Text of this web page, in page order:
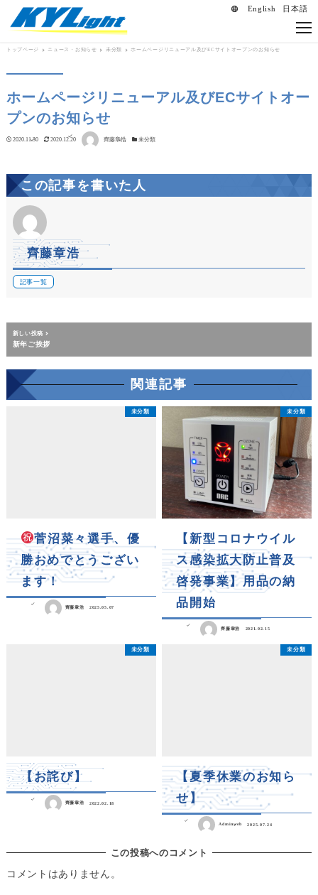
language English 日本語
トップページ ニュース・お知らせ 未分類 ホームページリニューアル及びECサイトオープンのお知らせ
ホームページリニューアル及びECサイトオー
プンのお知らせ
投稿日
2020.11.30 更新日
2020.12.20
著者
齊藤章浩 カテゴリー
未分類
この記事を書いた人
齊藤章浩
記事一覧
新しい投稿
新年ご挨拶
関連記事
未分類
菅沼菜々選手、優
勝おめでとうござい
ます！
齊藤章浩 2025.05.07
未分類
【新型コロナウイル
ス感染拡大防止普及
啓発事業】用品の納
品開始
齊藤章浩 2021.02.15
未分類
【お詫び】
齊藤章浩 2022.02.18
未分類
【夏季休業のお知ら
せ】
Adminweb 2025.07.24
この投稿へのコメント
コメントはありません。